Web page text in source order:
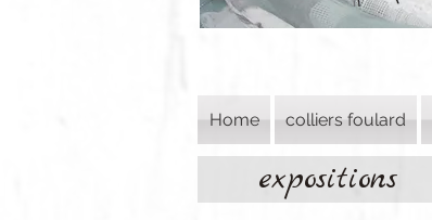
Home colliers foulard
expositions